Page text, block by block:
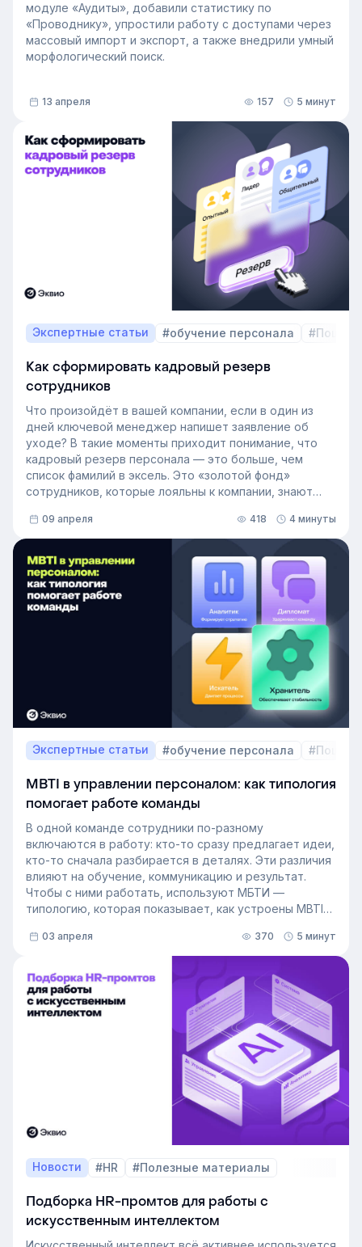
модуле «Аудиты», добавили статистику по
«Проводнику», упростили работу с доступами через
массовый импорт и экспорт, а также внедрили умный
морфологический поиск.
13 апреля 157 5 минут
Экспертные статьи #обучение персонала
Как сформировать кадровый резерв
сотрудников
Что произойдёт в вашей компании, если в один из
дней ключевой менеджер напишет заявление об
уходе? В такие моменты приходит понимание, что
кадровый резерв персонала — это больше, чем
список фамилий в эксель. Это «золотой фонд»
сотрудников, которые лояльны к компании, знают
освободившуюся должность. Не у каждой компании
есть такой документ, потому что собирать его
вручную — трудоёмкая задача. Однако с приходом
автоматизации формирование кадрового запаса
перестало требовать большого ресурса. Теперь это
важный инструмент для любой компании, которая не
хочет зависеть от капризов рынка труда. В статье
разберёмся, как выстроить процесс формирование
кадрового резерва с помощью современных
09 апреля 418 4 минуты
Экспертные статьи #обучение персонала
MBTI в управлении персоналом: как типология
помогает работе команды
В одной команде сотрудники по-разному
включаются в работу: кто-то сразу предлагает идеи,
кто-то сначала разбирается в деталях. Эти различия
влияют на обучение, коммуникацию и результат.
Чтобы с ними работать, используют МБТИ —
типологию, которая показывает, как устроены MBTI
это тестирование применяют в бизнесе и какую
пользу он даёт в управлении персоналом.
03 апреля 370 5 минут
Новости #HR #Полезные материалы
Подборка HR-промтов для работы с
искусственным интеллектом